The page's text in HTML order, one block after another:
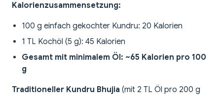
Kalorienzusammensetzung:
100 g einfach gekochter Kundru: 20 Kalorien
1 TL Kochöl (5 g): 45 Kalorien
Gesamt mit minimalem Öl: ~65 Kalorien pro 100
g
Traditioneller Kundru Bhujia (mit 2 TL Öl pro 200 g